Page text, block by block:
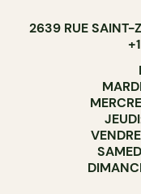
2639 RUE SAINT-